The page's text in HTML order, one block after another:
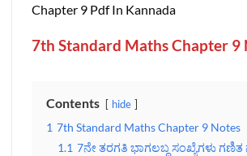
Chapter 9 Pdf In Kannada
7th Standard Maths Chapter 9
Contents hide
1 7th Standard Maths Chapter 9 Notes
1.1 7ನೇ ತರಗತಿ ಭಾಗಲಬ್ಧ ಸಂಖ್ಯೆಗಳು